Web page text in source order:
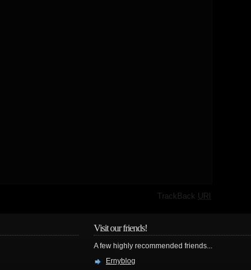
TrackBack URI
Visit our friends!
A few highly recommended friends...
Ernyblog